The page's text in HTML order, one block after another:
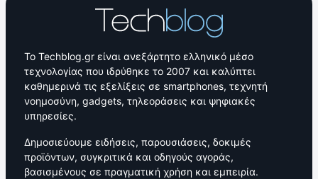
Το Techblog.gr είναι ανεξάρτητο ελληνικό μέσο
τεχνολογίας που ιδρύθηκε το 2007 και καλύπτει
καθημερινά τις εξελίξεις σε smartphones, τεχνητή
νοημοσύνη, gadgets, τηλεοράσεις και ψηφιακές
υπηρεσίες.
Δημοσιεύουμε ειδήσεις, παρουσιάσεις, δοκιμές
προϊόντων, συγκριτικά και οδηγούς αγοράς,
βασισμένους σε πραγματική χρήση και εμπειρία.